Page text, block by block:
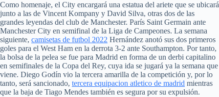
Como homenaje, el City encargará una estatua del ariete que se ubicará
junto a las de Vincent Kompany y David Silva, otras dos de las
grandes leyendas del club de Manchester. París Saint Germain ante
Manchester City en semifinal de la Liga de Campeones. La semana
siguiente, camisetas de futbol 2022 Hernández anotó sus dos primeros
goles para el West Ham en la derrota 3-2 ante Southampton. Por tanto,
la bolsa de la pelea se fue para Madrid en forma de un derbi capitalino
en semifinales de la Copa del Rey, cuya ida se jugará ya la semana que
viene. Diego Godín vio la tercera amarilla de la competición y, por lo
tanto, será sancionado, tercera equipacion atletico de madrid mientras
que la baja de Tiago Mendes también es segura por su expulsión.